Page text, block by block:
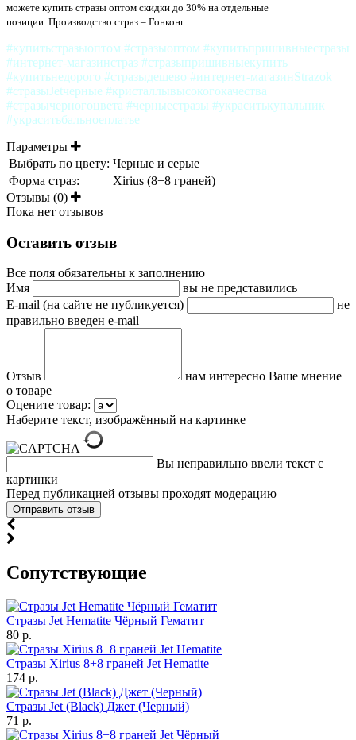
можете купить стразы оптом скидки до 30% на отдельные
позиции. Производство страз – Гонконг.
#купитьстразыоптом #стразыоптом #купитьпришивныестразы
#интернет-магазинстраз #стразыпришивныекупить
#купитьнедорого #стразыдешево #интернет-магазинStrazok
#стразыJetчерные #кристаллывысокогокачества
#стразычерногоцвета #черныестразы #украситькупальник
#украситьбальноеплатье
Параметры
Выбрать по цвету: Черные и серые
Форма страз:
Xirius (8+8 граней)
Отзывы (0)
Пока нет отзывов
Оставить отзыв
Все поля обязательны к заполнению
Имя
вы не представились
E-mail (на сайте не публикуется)
не
правильно введен e-mail
Отзыв
нам интересно Ваше мнение
о товаре
Оцените товар:
Наберите текст, изображённый на картинке
Вы неправильно ввели текст с
картинки
Перед публикацией отзывы проходят модерацию
Cопутствующие
Стразы Jet Hematite Чёрный Гематит
80 р.
Стразы Xirius 8+8 граней Jet Hematite
174 р.
Стразы Jet (Black) Джет (Черный)
71 р.